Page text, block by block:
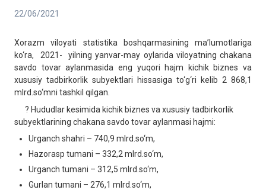
22/06/2021
Xorazm viloyati statistika boshqarmasining ma’lumotlariga
ko‘ra, 2021- yilning yanvar-may oylarida viloyatning chakana
savdo tovar aylanmasida eng yuqori hajm kichik biznes va
xususiy tadbirkorlik subyektlari hissasiga to‘g‘ri kelib 2 868,1
mlrd.so‘mni tashkil qilgan.
? Hududlar kesimida kichik biznes va xususiy tadbirkorlik
subyektlarining chakana savdo tovar aylanmasi hajmi:
Urganch shahri – 740,9 mlrd.so‘m,
Hazorasp tumani – 332,2 mlrd.so‘m,
Urganch tumani – 312,5 mlrd.so‘m,
Gurlan tumani – 276,1 mlrd.so‘m,